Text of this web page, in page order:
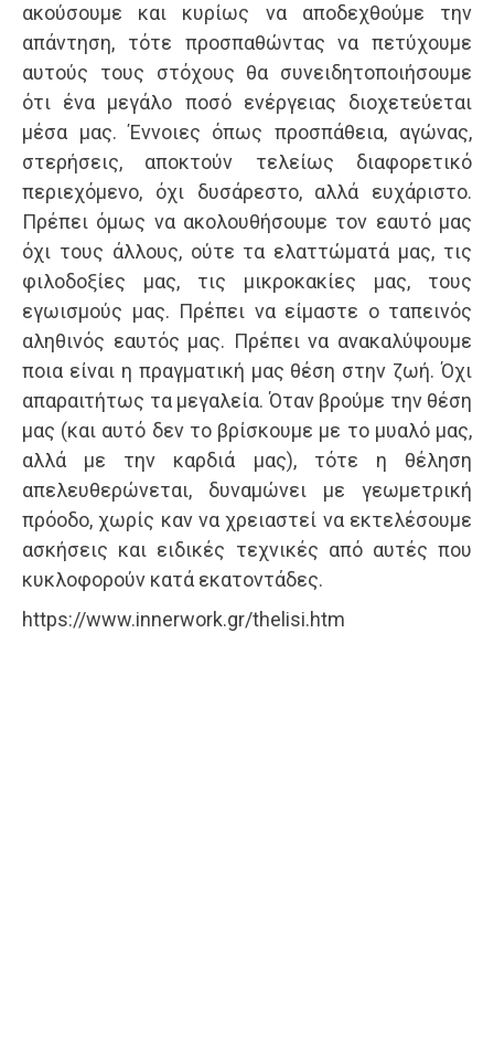
ακούσουμε και κυρίως να αποδεχθούμε την
απάντηση, τότε προσπαθώντας να πετύχουμε
αυτούς τους στόχους θα συνειδητοποιήσουμε
ότι ένα μεγάλο ποσό ενέργειας διοχετεύεται
μέσα μας. Έννοιες όπως προσπάθεια, αγώνας,
στερήσεις, αποκτούν τελείως διαφορετικό
περιεχόμενο, όχι δυσάρεστο, αλλά ευχάριστο.
Πρέπει όμως να ακολουθήσουμε τον εαυτό μας
όχι τους άλλους, ούτε τα ελαττώματά μας, τις
φιλοδοξίες μας, τις μικροκακίες μας, τους
εγωισμούς μας. Πρέπει να είμαστε ο ταπεινός
αληθινός εαυτός μας. Πρέπει να ανακαλύψουμε
ποια είναι η πραγματική μας θέση στην ζωή. Όχι
απαραιτήτως τα μεγαλεία. Όταν βρούμε την θέση
μας (και αυτό δεν το βρίσκουμε με το μυαλό μας,
αλλά με την καρδιά μας), τότε η θέληση
απελευθερώνεται, δυναμώνει με γεωμετρική
πρόοδο, χωρίς καν να χρειαστεί να εκτελέσουμε
ασκήσεις και ειδικές τεχνικές από αυτές που
κυκλοφορούν κατά εκατοντάδες.
https://www.innerwork.gr/thelisi.htm